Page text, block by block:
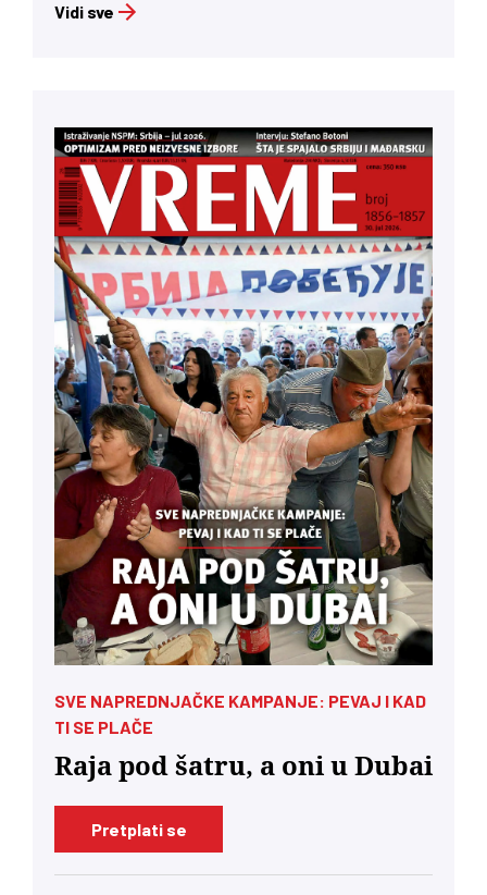
Vidi sve
SVE NAPREDNJAČKE KAMPANJE: PEVAJ I KAD
TI SE PLAČE
Raja pod šatru, a oni u Dubai
Pretplati se